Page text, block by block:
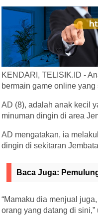
KENDARI, TELISIK.ID -
bermain game online
AD (8), adalah anak kecil
minuman dingin di area
AD mengatakan, ia
dingin di sekitaran
Baca Juga:
“Mamaku dia menjual
orang yang datang di